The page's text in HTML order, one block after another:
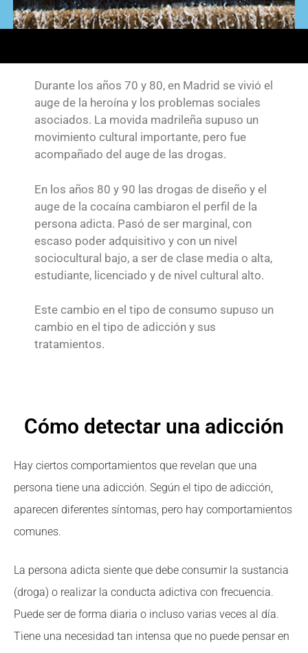
Durante los años 70 y 80, en Madrid se vivió el
auge de la heroína y los problemas sociales
asociados. La movida madrileña supuso un
movimiento cultural importante, pero fue
acompañado del auge de las drogas.
En los años 80 y 90 las drogas de diseño y el
auge de la cocaína cambiaron el perfil de la
persona adicta. Pasó de ser marginal, con
escaso poder adquisitivo y con un nivel
sociocultural bajo, a ser de clase media o alta,
estudiante, licenciado y de nivel cultural alto.
Este cambio en el tipo de consumo supuso un
cambio en el tipo de adicción y sus
tratamientos.
Cómo detectar una adicción
Hay ciertos comportamientos que revelan que una
persona tiene una adicción. Según el tipo de adicción,
aparecen diferentes síntomas, pero hay comportamientos
comunes.
La persona adicta siente que debe consumir la sustancia
(droga) o realizar la conducta adictiva con frecuencia.
Puede ser de forma diaria o incluso varias veces al día.
Tiene una necesidad tan intensa que no puede pensar en